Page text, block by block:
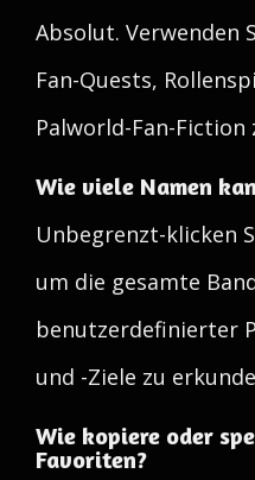
Absolut. Verwenden
Fan-Quests,
Palworld-Fan-
Wie viele Namen
Unbegrenzt-klicken
um die gesamte
benutzerdefinierter
und -Ziele zu
Wie kopiere oder
Favoriten?